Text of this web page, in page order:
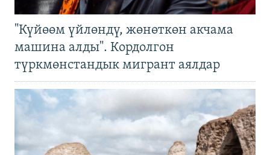
"Күйөөм үйлөндү, жөнөткөн акчама
машина алды". Кордолгон
түркмөнстандык мигрант аялдар